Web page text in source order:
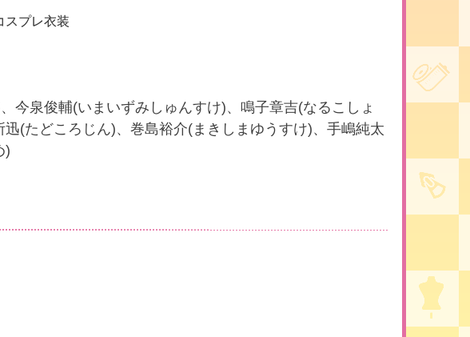
スプレ衣装
今泉俊輔(いまいずみしゅんすけ)、鳴子章吉(なるこしょ
(たどころじん)、巻島裕介(まきしまゆうすけ)、手嶋純太
)